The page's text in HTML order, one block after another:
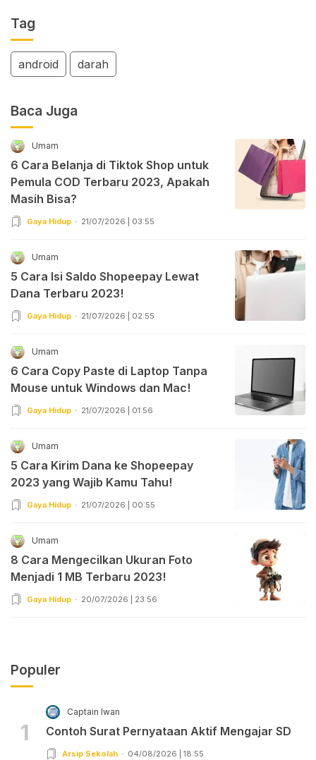
Tag
android darah
Baca Juga
Umam
6 Cara Belanja di Tiktok Shop untuk
Pemula COD Terbaru 2023, Apakah
Masih Bisa?
Gaya Hidup 21/07/2026 | 03:55
Umam
5 Cara Isi Saldo Shopeepay Lewat
Dana Terbaru 2023!
Gaya Hidup 21/07/2026 | 02:55
Umam
6 Cara Copy Paste di Laptop Tanpa
Mouse untuk Windows dan Mac!
Gaya Hidup 21/07/2026 | 01:56
Umam
5 Cara Kirim Dana ke Shopeepay
2023 yang Wajib Kamu Tahu!
Gaya Hidup 21/07/2026 | 00:55
Umam
8 Cara Mengecilkan Ukuran Foto
Menjadi 1 MB Terbaru 2023!
Gaya Hidup 20/07/2026 | 23:56
Populer
1
Captain Iwan
Contoh Surat Pernyataan Aktif Mengajar SD
Arsip Sekolah 04/08/2026 | 18:55